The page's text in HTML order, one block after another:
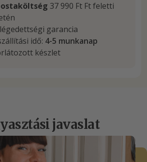
37 990 Ft Ft feletti
garancia
idő: 4-5 munkanap
készlet
javaslat